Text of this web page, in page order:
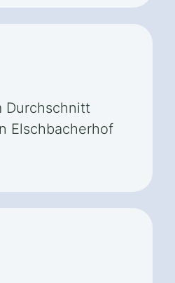
Durchschnitt
Elschbacherhof